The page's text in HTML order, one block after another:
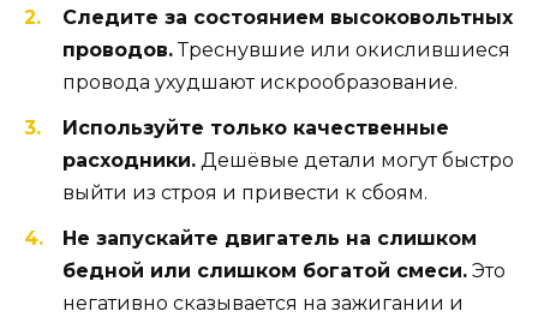
Следите за состоянием высоковольтных
проводов.Треснувшие или окислившиеся
провода ухудшают искрообразование.
Используйте только качественные
расходники. Дешёвые детали могут быстро
выйти из строя и привести к сбоям.
Не запускайте двигатель на слишком
бедной или слишком богатой смеси. Это
негативно сказывается на зажигании и